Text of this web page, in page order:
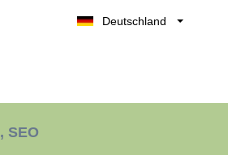
Deutschland
, SEO